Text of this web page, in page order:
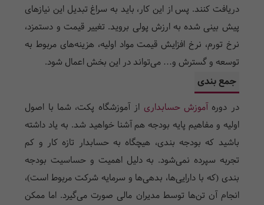
دریافت کنند. پس از این کار، باید به سراغ تبدیل این نیاز‌های
پیش بینی شده به ارزش پولی بروید. تغییر قیمت و دستمزد،
نرخ تورم، نرخ افزایش قیمت مواد اولیه، هزینه‌های مربوط به
توسعه و گسترش و… می‌تواند در این بخش اعمال شود.
جمع بندی
در دورهآموزش حسابداری از آموزشگاه پکت، شما با اصول
اولیه و مفاهیم پایه بودجه هم آشنا خواهید شد. به یاد داشته
باشید که بودجه بندی، هیچگاه به حسابدار تازه کار و کم
تجربه سپرده نمی‌شود. به دلیل اهمیت و حساسیت بودجه
بندی (که با دارایی‌ها، بدهی‌ها و سرمایه شرکت مربوط است)،
انجام آن تن‌ها توسط مدیران مالی صورت می‌گیرد. اما ممکن